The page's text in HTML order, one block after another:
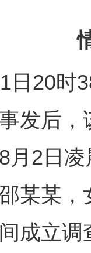
时38
发后
月2日
某某
成立